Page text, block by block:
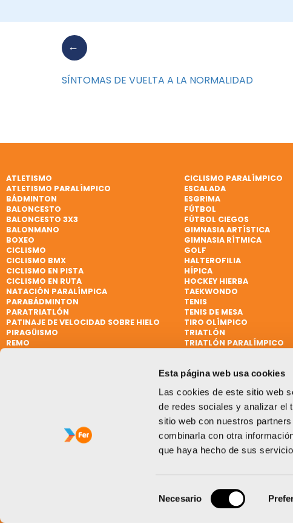
Esta página web usa cookies
Las cookies de este sitio web
de redes sociales y analizar el
sitio web con nuestros
combinarla con otra
que haya hecho de sus
de
Necesario
SÍNTOMAS DE VUELTA A LA NORMALIDAD
ATLETISMO
ATLETISMO PARALÍMPICO
BÁDMINTON
BALONCESTO
BALONCESTO 3X3
BALONMANO
BOXEO
CICLISMO
CICLISMO BMX
CICLISMO EN PISTA
CICLISMO EN RUTA
CICLISMO PARALÍMPICO
ESCALADA
ESGRIMA
FÚTBOL
FÚTBOL CIEGOS
GIMNASIA ARTÍSTICA
GIMNASIA RÍTMICA
GOLF
HALTEROFILIA
HÍPICA
HOCKEY HIERBA
NATACIÓN PARALÍMPICA
PARABÁDMINTON
PARATRIATLÓN
PATINAJE DE VELOCIDAD SOBRE HIELO
PIRAGÜISMO
REMO
TAEKWONDO
TENIS
TENIS DE MESA
TIRO OLÍMPICO
TRIATLÓN
TRIATLÓN PARALÍMPICO
VELA PARALÍMPICA
WATERPOLO